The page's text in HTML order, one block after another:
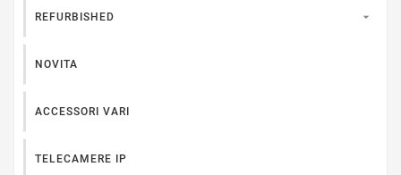
REFURBISHED 
NOVITA
ACCESSORI VARI
TELECAMERE IP